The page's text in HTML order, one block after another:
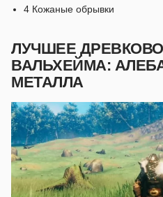
4 Кожаные обрывки
ЛУЧШЕЕ
ВАЛЬХЕЙМА:
МЕТАЛЛА